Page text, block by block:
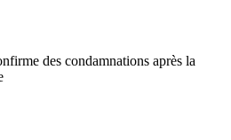
des condamnations après la